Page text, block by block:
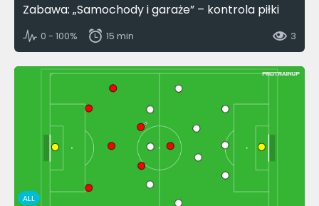
Zabawa: „Samochody i garaże” – kontrola piłki
0 - 100% 15 min 3
ALL